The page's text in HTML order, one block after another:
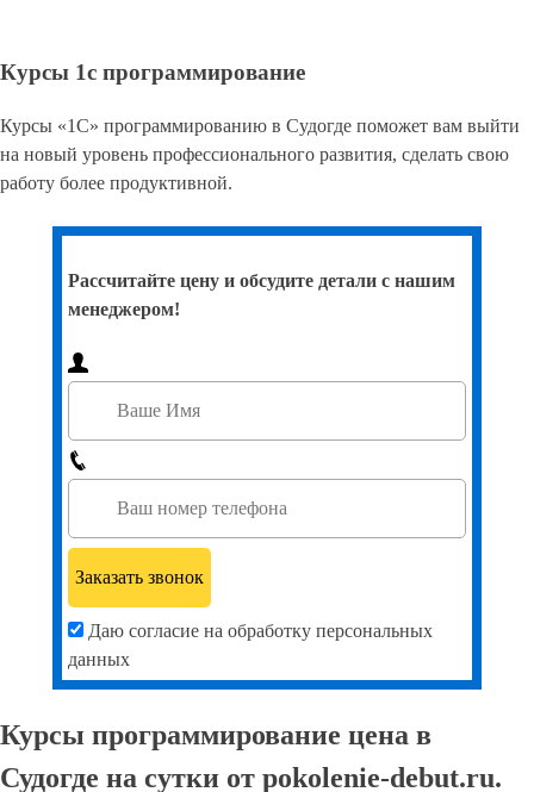
Курсы 1с программирование
Курсы «1С» программированию в Судогде поможет вам выйти
на новый уровень профессионального развития, сделать свою
работу более продуктивной.
Рассчитайте цену и обсудите детали с нашим
менеджером!
Даю согласие на обработку персональных
данных
Курсы программирование цена в
Судогде на сутки от pokolenie-debut.ru.